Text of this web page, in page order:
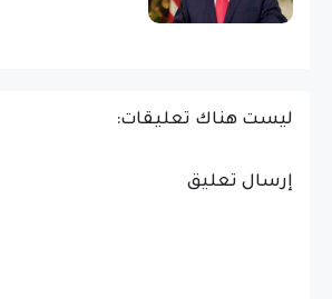
ليست هناك تعليقات:
إرسال تعليق